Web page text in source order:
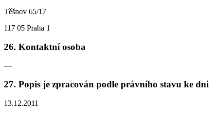
Těšnov 65/17
117 05 Praha 1
26. Kontaktní osoba
—
27. Popis je zpracován podle právního stavu ke dni
13.12.2011